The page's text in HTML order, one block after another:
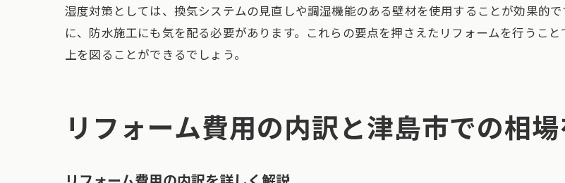
実例から学ぶ津島市でのリフォーム成功事
実際の成功例から学ぶアイデア
ビフォーアフターで見るリフォーム効
成功の鍵は何か？ポイントを分析
湿度対策としては、換気システムの見直しや調湿機能のある壁材を使用することが効果的
に、防水施工にも気を配る必要があります。これらの要点を押さえたリフォームを行うこ
上を図ることができるでしょう。
リフォーム費用の内訳と津島市での相